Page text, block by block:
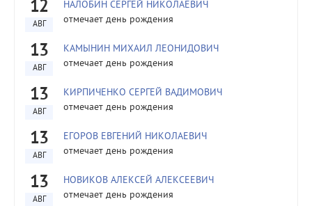
12
АВГ
НАЛОБИН СЕРГЕЙ НИКОЛАЕВИЧ
отмечает день рождения
13
АВГ
КАМЫНИН МИХАИЛ ЛЕОНИДОВИЧ
отмечает день рождения
13
АВГ
КИРПИЧЕНКО СЕРГЕЙ ВАДИМОВИЧ
отмечает день рождения
13
АВГ
ЕГОРОВ ЕВГЕНИЙ НИКОЛАЕВИЧ
отмечает день рождения
13
АВГ
НОВИКОВ АЛЕКСЕЙ АЛЕКСЕЕВИЧ
отмечает день рождения